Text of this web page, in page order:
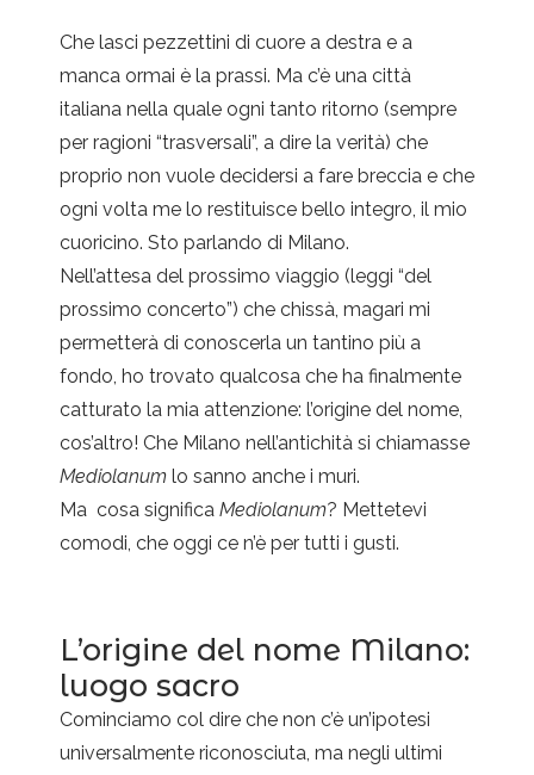
Che lasci pezzettini di cuore a destra e a
manca ormai è la prassi. Ma c’è una città
italiana nella quale ogni tanto ritorno (sempre
per ragioni “trasversali”, a dire la verità) che
proprio non vuole decidersi a fare breccia e che
ogni volta me lo restituisce bello integro, il mio
cuoricino. Sto parlando di Milano.
Nell’attesa del prossimo viaggio (leggi “del
prossimo concerto”) che chissà, magari mi
permetterà di conoscerla un tantino più a
fondo, ho trovato qualcosa che ha finalmente
catturato la mia attenzione: l’origine del nome,
cos’altro! Che Milano nell’antichità si chiamasse
Mediolanum lo sanno anche i muri.
Ma cosa significa Mediolanum? Mettetevi
comodi, che oggi ce n’è per tutti i gusti.
L’origine del nome Milano:
luogo sacro
Cominciamo col dire che non c’è un’ipotesi
universalmente riconosciuta, ma negli ultimi